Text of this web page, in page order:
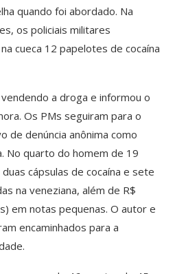
quando foi abordado. Na
os policiais militares
cueca 12 papelotes de cocaína
a droga e informou o
Os PMs seguiram para o
de denúncia anônima como
No quarto do homem de 19
cápsulas de cocaína e sete
na veneziana, além de R$
em notas pequenas. O autor e
encaminhados para a